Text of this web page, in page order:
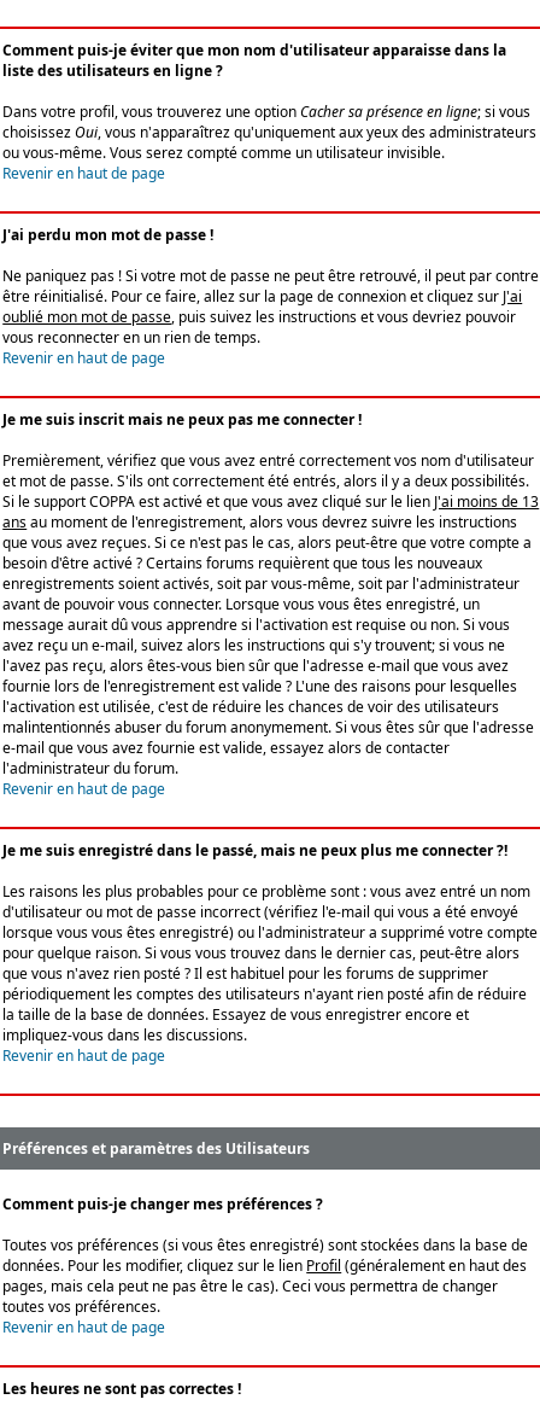
Comment puis-je éviter que mon nom d'utilisateur apparaisse dans la
liste des utilisateurs en ligne ?
Dans votre profil, vous trouverez une optionCacher sa présence en ligne; si vous
choisissezOui, vous n'apparaîtrez qu'uniquement aux yeux des administrateurs
ou vous-même. Vous serez compté comme un utilisateur invisible.
Revenir en haut de page
J'ai perdu mon mot de passe !
Ne paniquez pas ! Si votre mot de passe ne peut être retrouvé, il peut par contre
être réinitialisé. Pour ce faire, allez sur la page de connexion et cliquez sur J'ai
oublié mon mot de passe, puis suivez les instructions et vous devriez pouvoir
vous reconnecter en un rien de temps.
Revenir en haut de page
Je me suis inscrit mais ne peux pas me connecter !
Premièrement, vérifiez que vous avez entré correctement vos nom d'utilisateur
et mot de passe. S'ils ont correctement été entrés, alors il y a deux possibilités.
Si le support COPPA est activé et que vous avez cliqué sur le lien J'ai moins de 13
ansau moment de l'enregistrement, alors vous devrez suivre les instructions
que vous avez reçues. Si ce n'est pas le cas, alors peut-être que votre compte a
besoin d'être activé ? Certains forums requièrent que tous les nouveaux
enregistrements soient activés, soit par vous-même, soit par l'administrateur
avant de pouvoir vous connecter. Lorsque vous vous êtes enregistré, un
message aurait dû vous apprendre si l'activation est requise ou non. Si vous
avez reçu un e-mail, suivez alors les instructions qui s'y trouvent; si vous ne
l'avez pas reçu, alors êtes-vous bien sûr que l'adresse e-mail que vous avez
fournie lors de l'enregistrement est valide ? L'une des raisons pour lesquelles
l'activation est utilisée, c'est de réduire les chances de voir des utilisateurs
malintentionnés abuser du forum anonymement. Si vous êtes sûr que l'adresse
e-mail que vous avez fournie est valide, essayez alors de contacter
l'administrateur du forum.
Revenir en haut de page
Je me suis enregistré dans le passé, mais ne peux plus me connecter ?!
Les raisons les plus probables pour ce problème sont : vous avez entré un nom
d'utilisateur ou mot de passe incorrect (vérifiez l'e-mail qui vous a été envoyé
lorsque vous vous êtes enregistré) ou l'administrateur a supprimé votre compte
pour quelque raison. Si vous vous trouvez dans le dernier cas, peut-être alors
que vous n'avez rien posté ? Il est habituel pour les forums de supprimer
périodiquement les comptes des utilisateurs n'ayant rien posté afin de réduire
la taille de la base de données. Essayez de vous enregistrer encore et
impliquez-vous dans les discussions.
Revenir en haut de page
Préférences et paramètres des Utilisateurs
Comment puis-je changer mes préférences ?
Toutes vos préférences (si vous êtes enregistré) sont stockées dans la base de
données. Pour les modifier, cliquez sur le lien Profil (généralement en haut des
pages, mais cela peut ne pas être le cas). Ceci vous permettra de changer
toutes vos préférences.
Revenir en haut de page
Les heures ne sont pas correctes !